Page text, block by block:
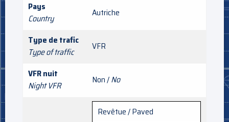
Pays
Country
Autriche
Type de trafic
Type of traffic
VFR
VFR nuit
Night VFR
Non /No
Revêtue / Paved